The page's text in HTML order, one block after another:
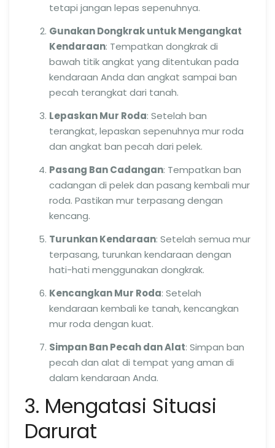
tetapi jangan lepas sepenuhnya.
Gunakan Dongkrak untuk Mengangkat
Kendaraan: Tempatkan dongkrak di
bawah titik angkat yang ditentukan pada
kendaraan Anda dan angkat sampai ban
pecah terangkat dari tanah.
Lepaskan Mur Roda: Setelah ban
terangkat, lepaskan sepenuhnya mur roda
dan angkat ban pecah dari pelek.
Pasang Ban Cadangan: Tempatkan ban
cadangan di pelek dan pasang kembali mur
roda. Pastikan mur terpasang dengan
kencang.
Turunkan Kendaraan: Setelah semua mur
terpasang, turunkan kendaraan dengan
hati-hati menggunakan dongkrak.
Kencangkan Mur Roda: Setelah
kendaraan kembali ke tanah, kencangkan
mur roda dengan kuat.
Simpan Ban Pecah dan Alat: Simpan ban
pecah dan alat di tempat yang aman di
dalam kendaraan Anda.
3. Mengatasi Situasi
Darurat